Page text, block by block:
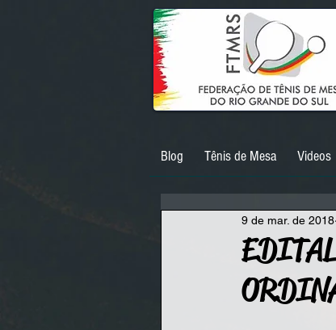
Blog Tênis de Mesa Videos
9 de mar. de 2018